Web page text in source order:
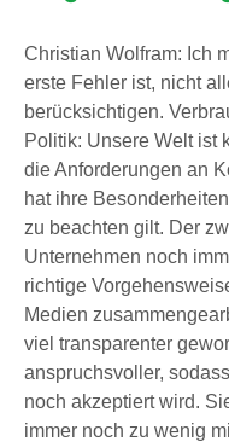
Christian Wolfram: Ich
erste Fehler ist, nicht
berücksichtigen.
Politik: Unsere Welt ist
die Anforderungen an
hat ihre
zu beachten gilt. Der
Unternehmen noch
richtige
Medien
viel transparenter
anspruchsvoller,
noch akzeptiert wird.
immer noch zu wenig